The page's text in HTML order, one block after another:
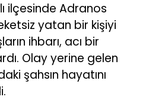
ilçesinde Adranos
yatan bir kişiyi
ihbarı, acı bir
Olay yerine gelen
şahsın hayatını